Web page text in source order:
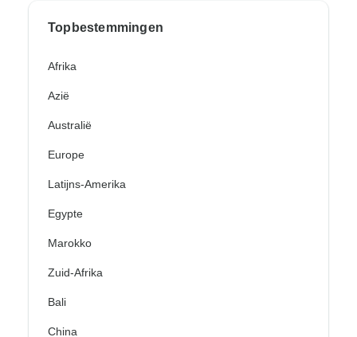
Topbestemmingen
Afrika
Azië
Australië
Europe
Latijns-Amerika
Egypte
Marokko
Zuid-Afrika
Bali
China